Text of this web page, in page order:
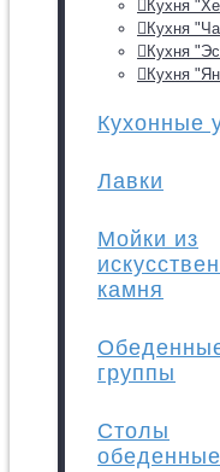
Кухня
Кухня
Кухня
Кухня
Кухонные
Лавки
Мойки из
камня
группы
Столы
обеденные